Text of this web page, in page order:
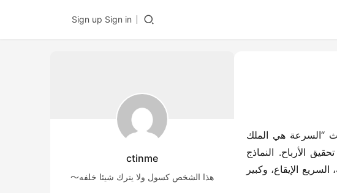
Sign in
Sign up
ctinme
هذا الشخص كسول ولا يترك شيئا خلفه～